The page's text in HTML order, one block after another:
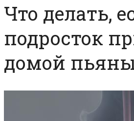
Что делать,
подросток
домой